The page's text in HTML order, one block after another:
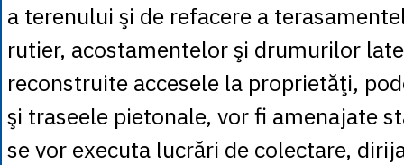
a terenului şi de refacere a
rutier, acostamentelor şi drumurilor
reconstruite accesele la proprietăţi,
şi traseele pietonale, vor fi amenajate
se vor executa lucrări de colectare,